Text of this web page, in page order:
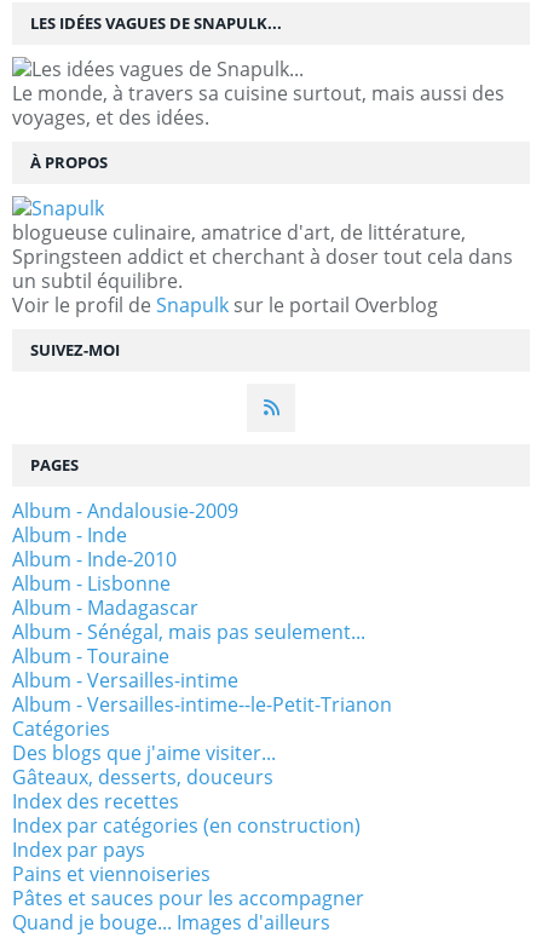
SUIVEZ-MOI
LES IDÉES VAGUES DE SNAPULK...
Le monde, à travers sa cuisine surtout, mais aussi des
voyages, et des idées.
À PROPOS
blogueuse culinaire, amatrice d'art, de littérature,
Springsteen addict et cherchant à doser tout cela dans
un subtil équilibre.
Voir le profil de Snapulk sur le portail Overblog
PAGES
Album - Andalousie-2009
Album - Inde
Album - Inde-2010
Album - Lisbonne
Album - Madagascar
Album - Sénégal, mais pas seulement...
Album - Touraine
Album - Versailles-intime
Album - Versailles-intime--le-Petit-Trianon
Catégories
Des blogs que j'aime visiter...
Gâteaux, desserts, douceurs
Index des recettes
Index par catégories (en construction)
Index par pays
Pains et viennoiseries
Pâtes et sauces pour les accompagner
Quand je bouge... Images d'ailleurs